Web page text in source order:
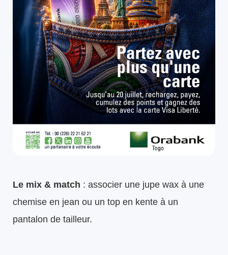
Le mix & match : associer une jupe wax à une
chemise en jean ou un top en kente à un
pantalon de tailleur.